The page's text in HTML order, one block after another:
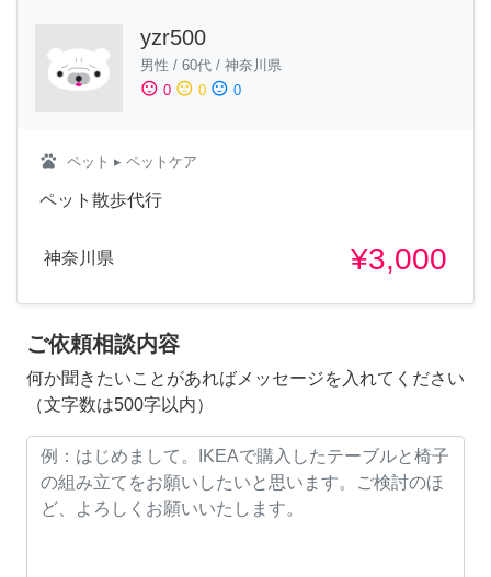
yzr500
男性 / 60代 / 神奈川県
sentiment_satisfied 0 sentiment_neutral 0 sentiment_dissatisfied 0
pets ペット ▸ ペットケア
ペット散歩代行
神奈川県 ¥3,000
ご依頼相談内容
何か聞きたいことがあればメッセージを入れてください
（文字数は500字以内）